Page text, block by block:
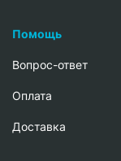
Помощь
Вопрос-ответ
Oплата
Доставка